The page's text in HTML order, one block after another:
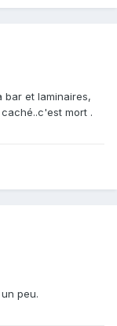
bar et laminaires,
mort .
peu.